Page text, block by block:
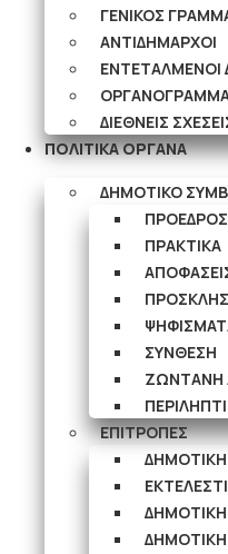
ΓΕΝΙΚΟΣ
ΑΝΤΙΔΗΜΑΡΧΟΙ
ΕΝΤΕΤΑΛΜΕΝΟΙ
ΔΙΕΘΝΕΙΣ
ΠΟΛΙΤΙΚΑ ΟΡΓΑΝΑ
ΔΗΜΟΤΙΚΟ
ΠΡΑΚΤΙΚΑ
ΣΥΝΘΕΣΗ
ΖΩΝΤΑΝΗ
ΕΠΙΤΡΟΠΕΣ
ΔΗΜΟΤΙΚΗ